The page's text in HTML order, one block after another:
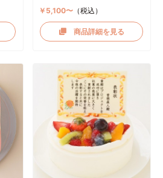
￥5,100〜 （税込）
商品詳細を見る